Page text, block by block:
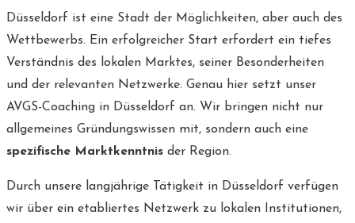
Düsseldorf ist eine Stadt der Möglichkeiten, aber auch des
Wettbewerbs. Ein erfolgreicher Start erfordert ein tiefes
Verständnis des lokalen Marktes, seiner Besonderheiten
und der relevanten Netzwerke. Genau hier setzt unser
AVGS-Coaching in Düsseldorf an. Wir bringen nicht nur
allgemeines Gründungswissen mit, sondern auch eine
spezifische Marktkenntnis der Region.
Durch unsere langjährige Tätigkeit in Düsseldorf verfügen
wir über ein etabliertes Netzwerk zu lokalen Institutionen,